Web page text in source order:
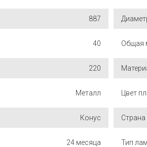
887
40 Общая
220
Металл Цвет
Конус Страна
24 месяца Тип